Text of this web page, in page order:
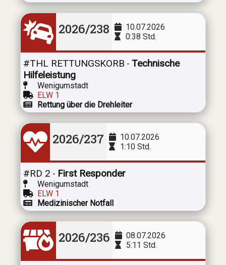
2026/238
10.07.2026
0:38 Std.
#THL RETTUNGSKORB - Technische
Hilfeleistung
Wenigumstadt
ELW 1
Rettung über die Drehleiter
2026/237
10.07.2026
1:10 Std.
#RD 2 - First Responder
Wenigumstadt
ELW 1
Medizinischer Notfall
2026/236
08.07.2026
5:11 Std.